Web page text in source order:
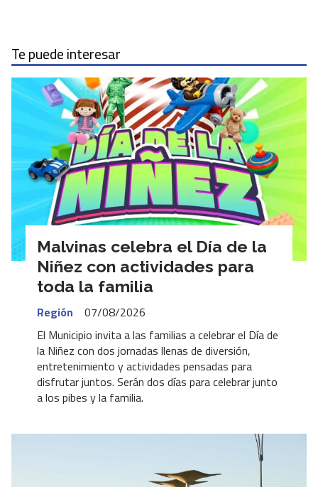
Te puede interesar
Malvinas celebra el Día de la
Niñez con actividades para
toda la familia
Región
07/08/2026
El Municipio invita a las familias a celebrar el Día de
la Niñez con dos jornadas llenas de diversión,
entretenimiento y actividades pensadas para
disfrutar juntos. Serán dos días para celebrar junto
a los pibes y la familia.